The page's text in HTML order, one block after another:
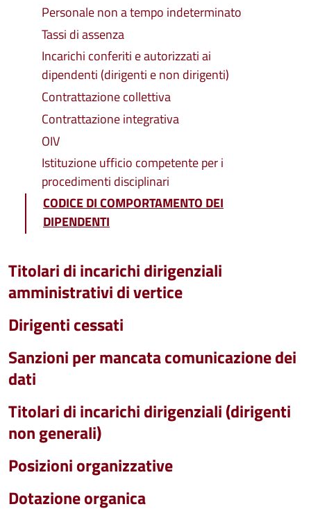
Personale non a tempo indeterminato
Tassi di assenza
Incarichi conferiti e autorizzati ai
dipendenti (dirigenti e non dirigenti)
Contrattazione collettiva
Contrattazione integrativa
OIV
Istituzione ufficio competente per i
procedimenti disciplinari
CODICE DI COMPORTAMENTO DEI
DIPENDENTI
Titolari di incarichi dirigenziali
amministrativi di vertice
Dirigenti cessati
Sanzioni per mancata comunicazione dei
dati
Titolari di incarichi dirigenziali (dirigenti
non generali)
Posizioni organizzative
Dotazione organica